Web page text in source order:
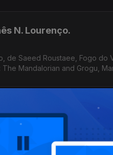
N. Lourenço.
de Saeed Roustaee, Fogo
The Mandalorian and Grogu,
N. Lourenço.
de João Nicolau, As
Diogo Varela Silva,